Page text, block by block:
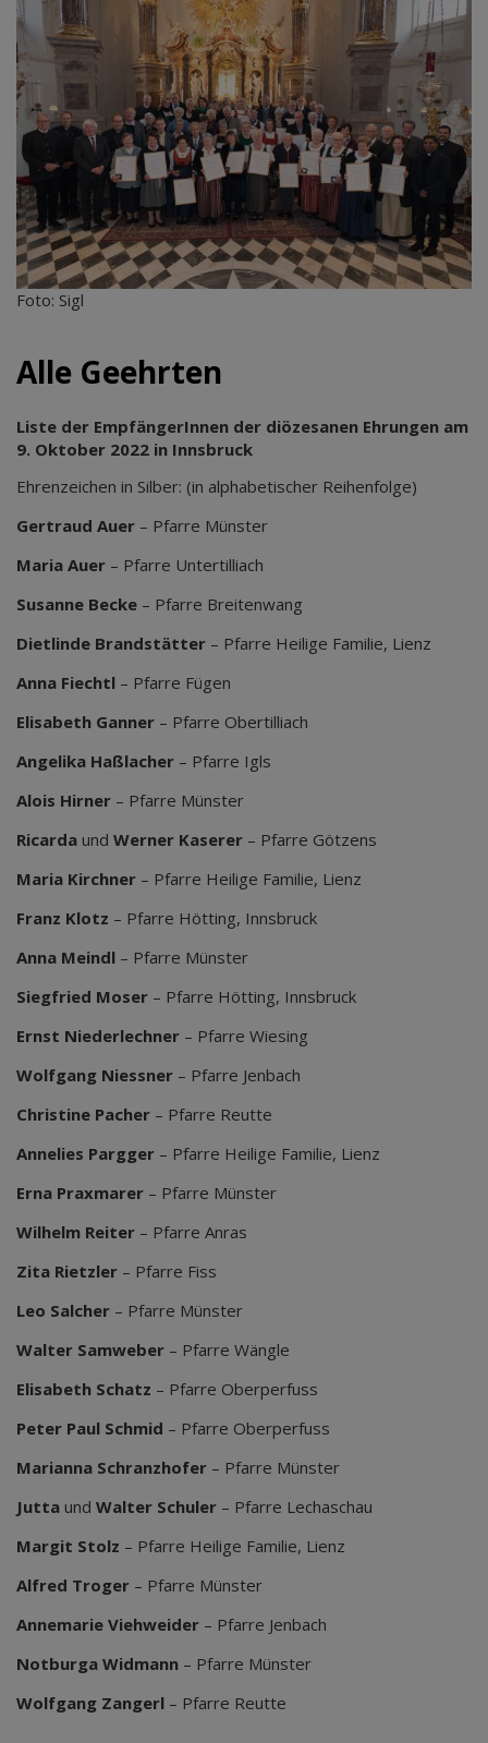
Foto: Sigl
Alle Geehrten
Liste der EmpfängerInnen der diözesanen Ehrungen am
9. Oktober 2022 in Innsbruck
Ehrenzeichen in Silber: (in alphabetischer Reihenfolge)
Gertraud Auer – Pfarre Münster
Maria Auer – Pfarre Untertilliach
Susanne Becke – Pfarre Breitenwang
Dietlinde Brandstätter – Pfarre Heilige Familie, Lienz
Anna Fiechtl – Pfarre Fügen
Elisabeth Ganner – Pfarre Obertilliach
Angelika Haßlacher – Pfarre Igls
Alois Hirner – Pfarre Münster
Ricarda und Werner Kaserer – Pfarre Götzens
Maria Kirchner – Pfarre Heilige Familie, Lienz
Franz Klotz – Pfarre Hötting, Innsbruck
Anna Meindl – Pfarre Münster
Siegfried Moser – Pfarre Hötting, Innsbruck
Ernst Niederlechner – Pfarre Wiesing
Wolfgang Niessner – Pfarre Jenbach
Christine Pacher – Pfarre Reutte
Annelies Pargger – Pfarre Heilige Familie, Lienz
Erna Praxmarer – Pfarre Münster
Wilhelm Reiter – Pfarre Anras
Zita Rietzler – Pfarre Fiss
Leo Salcher – Pfarre Münster
Walter Samweber – Pfarre Wängle
Elisabeth Schatz – Pfarre Oberperfuss
Peter Paul Schmid – Pfarre Oberperfuss
Marianna Schranzhofer – Pfarre Münster
Jutta und Walter Schuler – Pfarre Lechaschau
Margit Stolz – Pfarre Heilige Familie, Lienz
Alfred Troger – Pfarre Münster
Annemarie Viehweider – Pfarre Jenbach
Notburga Widmann – Pfarre Münster
Wolfgang Zangerl – Pfarre Reutte